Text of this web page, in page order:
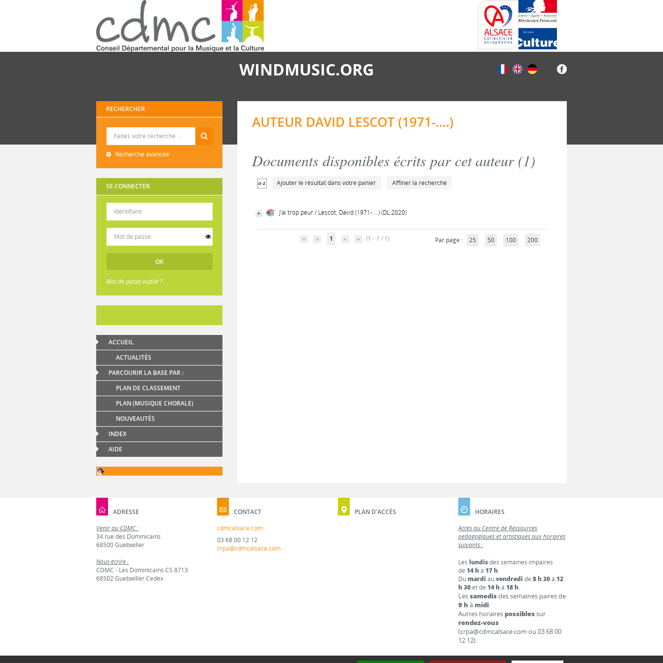
WINDMUSIC.ORG
RECHERCHER
Recherche avancée
SE CONNECTER
Mot de passe oublié ?
ACCUEIL
ACTUALITÉS
PARCOURIR LA BASE PAR :
PLAN DE CLASSEMENT
PLAN (MUSIQUE CHORALE)
NOUVEAUTÉS
INDEX
AIDE
AUTEUR DAVID LESCOT (1971-....)
Documents disponibles écrits par cet auteur (1)
Ajouter le résultat dans votre panier Affiner la recherche
J'ai trop peur / Lescot, David (1971-....) (DL 2020)
1 (1 - 1 / 1) Par page : 25 50 100 200
ADRESSE
Venir au CDMC :
34 rue des Dominicains
68500 Guebwiller
Nous écrire :
CDMC - Les Dominicains CS 8713
68502 Guebwiller Cedex
CONTACT
cdmcalsace.com
03 68 00 12 12
crpa@cdmcalsace.com
PLAN D'ACCÈS
HORAIRES
Accès au Centre de Ressources
pédagogiques et artistiques aux horaires
suivants :
Leslundisdes semaines impaires
de14 hà17 h.
Dumardi auvendredi de8 h 30à12
h 30et de14 hà18 h.
Lessamedisdes semaines paires de
9 h à midi.
Autres horaires possiblessur
rendez-vous
(crpa@cdmcalsace.com ou 03 68 00
12 12).